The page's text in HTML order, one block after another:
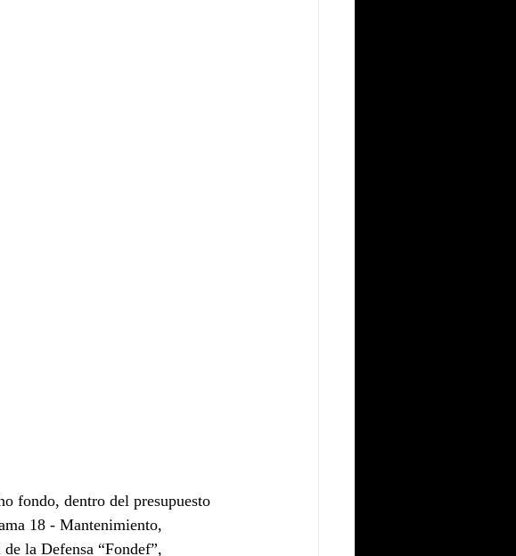
fondo, dentro del presupuesto
18 - Mantenimiento,
la Defensa “Fondef”,